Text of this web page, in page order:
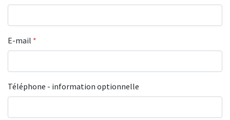
E-mail *
Téléphone - information optionnelle